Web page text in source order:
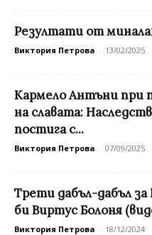
Резултати от
Виктория Петрова - 13/02/2025
Кармело Антъни при
на славата:
постига с...
Виктория Петрова - 07/09/2025
Трети дабъл-дабъл
би Виртус Болоня
Виктория Петрова - 18/12/2024